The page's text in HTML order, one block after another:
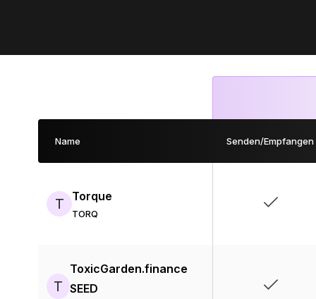
Name Senden/Empfangen
T Torque
TORQ
T
ToxicGarden.finance
SEED